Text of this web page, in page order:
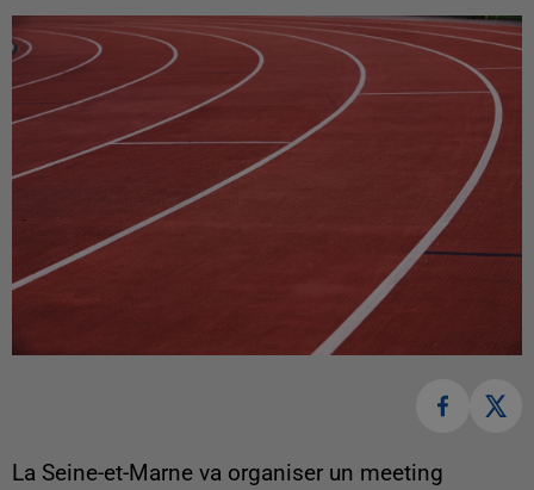
La Seine-et-Marne va organiser un meeting